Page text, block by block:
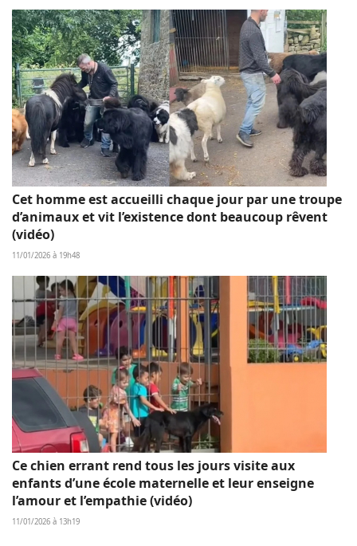
Cet homme est accueilli chaque jour par une troupe
d’animaux et vit l’existence dont beaucoup rêvent
(vidéo)
11/01/2026 à 19h48
Ce chien errant rend tous les jours visite aux
enfants d’une école maternelle et leur enseigne
l’amour et l’empathie (vidéo)
11/01/2026 à 13h19